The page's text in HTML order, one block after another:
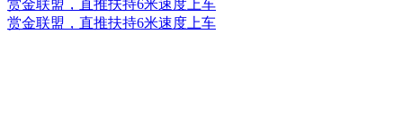
赏金联盟，直推扶持6米速度上车
赏金联盟，直推扶持6米速度上车